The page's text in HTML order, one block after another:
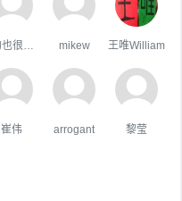
mikew 王唯William
崔伟 arrogant 黎莹